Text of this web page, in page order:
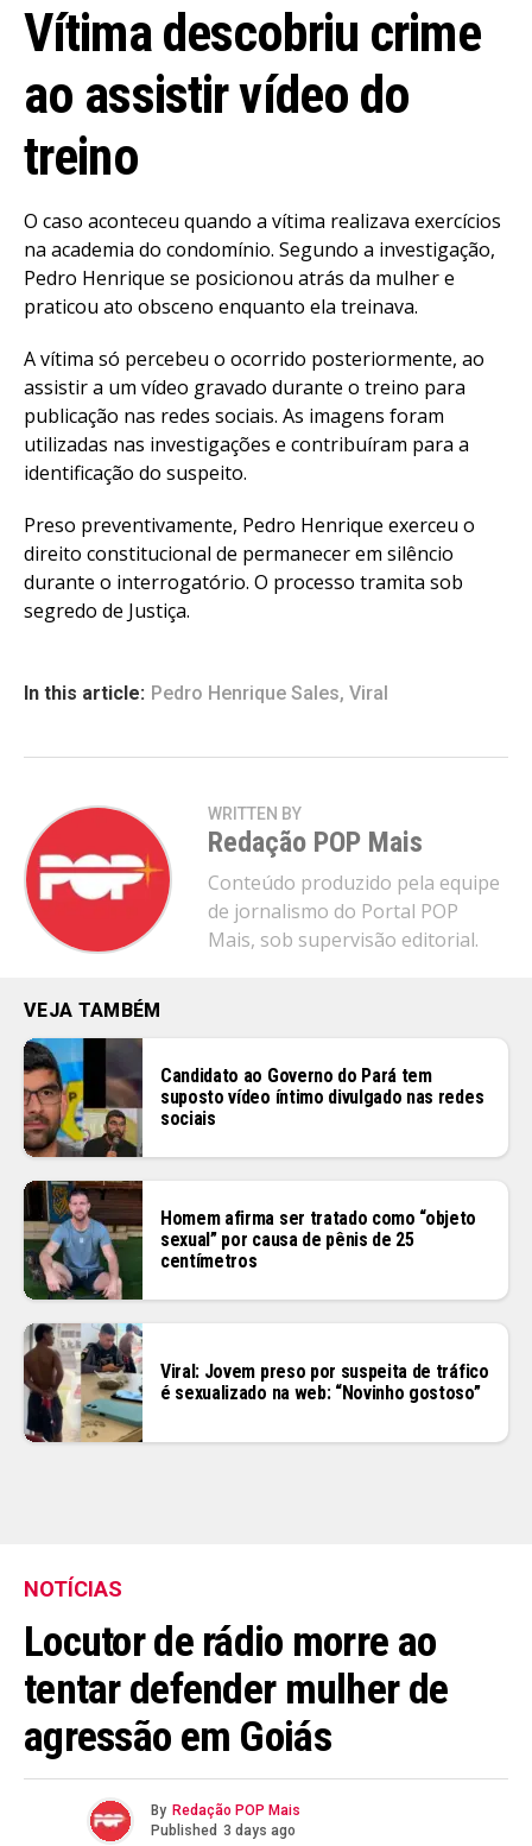
Vítima descobriu crime
ao assistir vídeo do
treino
O caso aconteceu quando a vítima realizava exercícios
na academia do condomínio. Segundo a investigação,
Pedro Henrique se posicionou atrás da mulher e
praticou ato obsceno enquanto ela treinava.
A vítima só percebeu o ocorrido posteriormente, ao
assistir a um vídeo gravado durante o treino para
publicação nas redes sociais. As imagens foram
utilizadas nas investigações e contribuíram para a
identificação do suspeito.
Preso preventivamente, Pedro Henrique exerceu o
direito constitucional de permanecer em silêncio
durante o interrogatório. O processo tramita sob
segredo de Justiça.
In this article: Pedro Henrique Sales, Viral
WRITTEN BY
Redação POP Mais
Conteúdo produzido pela equipe
de jornalismo do Portal POP
Mais, sob supervisão editorial.
VEJA TAMBÉM
Candidato ao Governo do Pará tem
suposto vídeo íntimo divulgado nas redes
sociais
Homem afirma ser tratado como “objeto
sexual” por causa de pênis de 25
centímetros
Viral: Jovem preso por suspeita de tráfico
é sexualizado na web: “Novinho gostoso”
NOTÍCIAS
Locutor de rádio morre ao
tentar defender mulher de
agressão em Goiás
By Redação POP Mais
Published 3 days ago